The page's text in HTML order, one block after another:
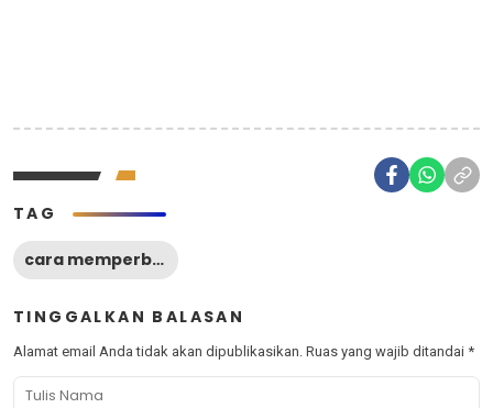
TAG
cara memperbaiki switch rem belakang motor
TINGGALKAN BALASAN
Alamat email Anda tidak akan dipublikasikan. Ruas yang wajib ditandai *